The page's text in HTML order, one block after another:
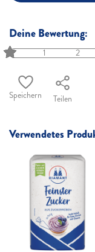
Deine Bewertung:
1 2
Speichern Teilen
Verwendetes